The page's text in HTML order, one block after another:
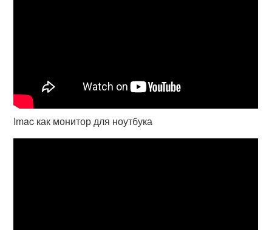
Imac как монитор для ноутбука